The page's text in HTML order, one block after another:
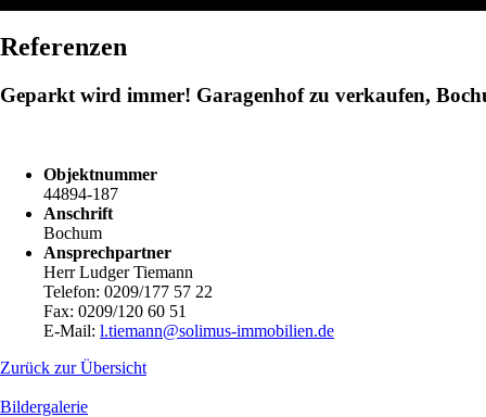
Referenzen
Geparkt wird immer! Garagenhof zu verkaufen,
Objektnummer
44894-187
Anschrift
Bochum
Ansprechpartner
Herr Ludger Tiemann
Telefon: 0209/177 57 22
Fax: 0209/120 60 51
E-Mail: l.tiemann@solimus-immobilien.de
Zurück zur Übersicht
Bildergalerie